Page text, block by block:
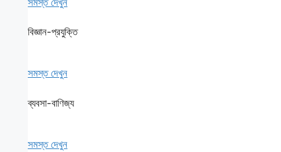
বিজ্ঞান-প্রযুক্তি
সমস্ত দেখুন
ব্যবসা-বাণিজ্য
সমস্ত দেখুন